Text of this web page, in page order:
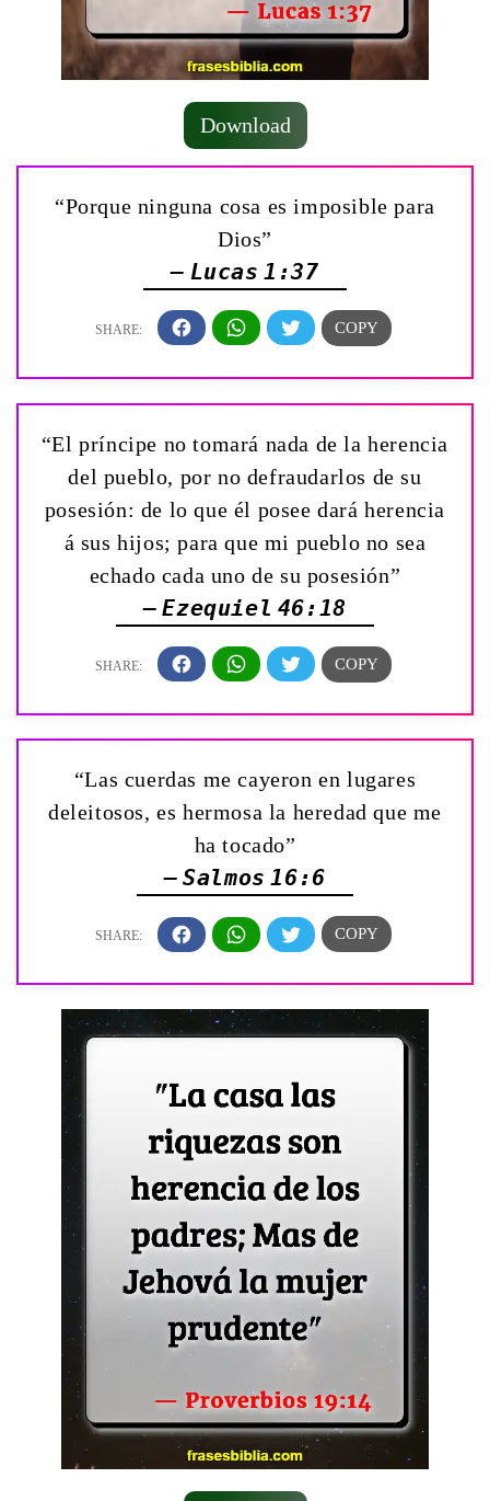
Download
“Porque ninguna cosa es imposible para
Dios”
— Lucas 1:37
“El príncipe no tomará nada de la herencia
del pueblo, por no defraudarlos de su
posesión: de lo que él posee dará herencia
á sus hijos; para que mi pueblo no sea
echado cada uno de su posesión”
— Ezequiel 46:18
“Las cuerdas me cayeron en lugares
deleitosos, es hermosa la heredad que me
ha tocado”
— Salmos 16:6